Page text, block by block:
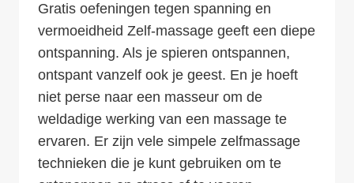
Gratis oefeningen tegen spanning en
vermoeidheid Zelf-massage geeft een diepe
ontspanning. Als je spieren ontspannen,
ontspant vanzelf ook je geest. En je hoeft
niet perse naar een masseur om de
weldadige werking van een massage te
ervaren. Er zijn vele simpele zelfmassage
technieken die je kunt gebruiken om te